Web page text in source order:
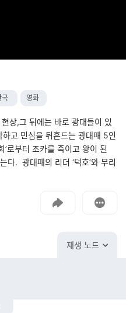
국 영화
상,그 뒤에는 바로 광대들이 있
고 민심을 뒤흔드는 광대패 5인
’로부터 조카를 죽이고 왕이 된
다. 광대패의 리더 ‘덕호’와 무리
재생 노드